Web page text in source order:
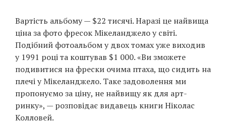
Вартість альбому — $22 тисячі. Наразі це найвища
ціна за фото фресок Мікеланджело у світі.
Подібний фотоальбом у двох томах уже виходив
у 1991 році та коштував $1 000. «Ви зможете
подивитися на фрески очима птаха, що сидить на
плечі у Мікеланджело. Таке задоволення ми
пропонуємо за ціну, не найвищу як для арт-
ринку», — розповідає видавець книги Ніколас
Колловей.